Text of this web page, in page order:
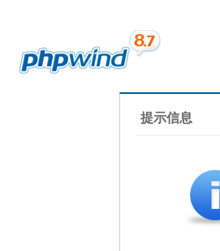
提示信息